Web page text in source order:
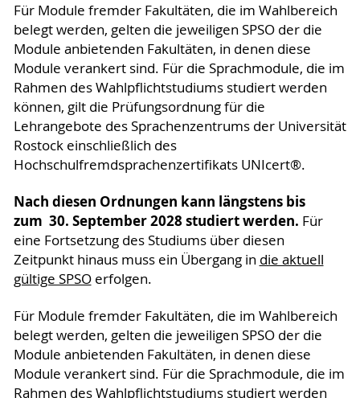
Für Module fremder Fakultäten, die im Wahlbereich
belegt werden, gelten die jeweiligen SPSO der die
Module anbietenden Fakultäten, in denen diese
Module verankert sind. Für die Sprachmodule, die im
Rahmen des Wahlpflichtstudiums studiert werden
können, gilt die Prüfungsordnung für die
Lehrangebote des Sprachenzentrums der Universität
Rostock einschließlich des
Hochschulfremdsprachenzertifikats UNIcert®.
Nach diesen Ordnungen kann längstens bis
zum 30. September 2028 studiert werden. Für
eine Fortsetzung des Studiums über diesen
Zeitpunkt hinaus muss ein Übergang in die aktuell
gültige SPSOerfolgen.
Für Module fremder Fakultäten, die im Wahlbereich
belegt werden, gelten die jeweiligen SPSO der die
Module anbietenden Fakultäten, in denen diese
Module verankert sind. Für die Sprachmodule, die im
Rahmen des Wahlpflichtstudiums studiert werden